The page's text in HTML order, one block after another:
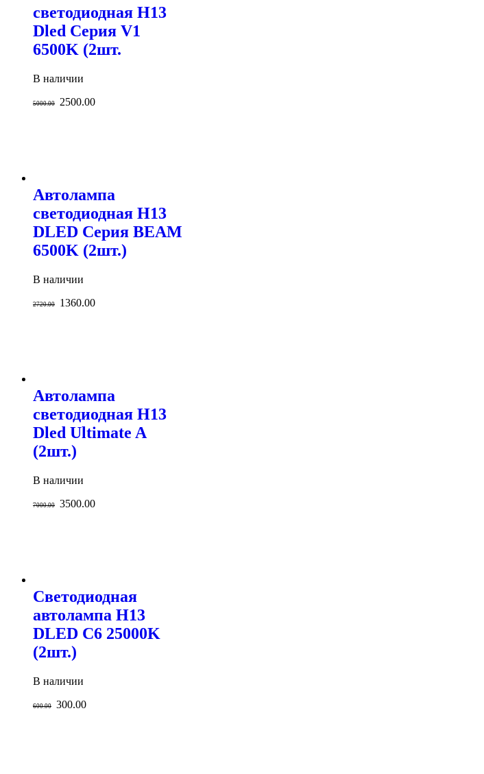
светодиодная H13
Dled Серия V1
6500K (2шт.
В наличии
5000.00 2500.00
Автолампа
светодиодная H13
DLED Серия BEAM
6500K (2шт.)
В наличии
2720.00 1360.00
Автолампа
светодиодная H13
Dled Ultimate A
(2шт.)
В наличии
7000.00 3500.00
Светодиодная
автолампа H13
DLED C6 25000K
(2шт.)
В наличии
600.00 300.00